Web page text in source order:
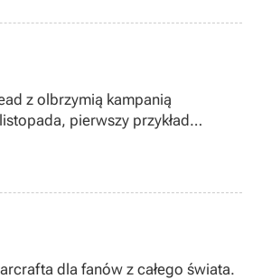
z olbrzymią kampanią
pierwszy przykład
dla fanów z całego świata.